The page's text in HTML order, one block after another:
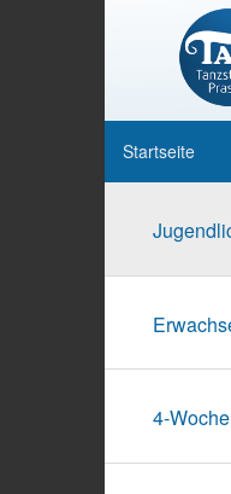
Startseite
4-